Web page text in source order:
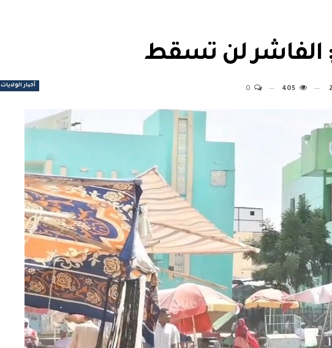
الفاشر لن تسقط
أخبار الولايات 405